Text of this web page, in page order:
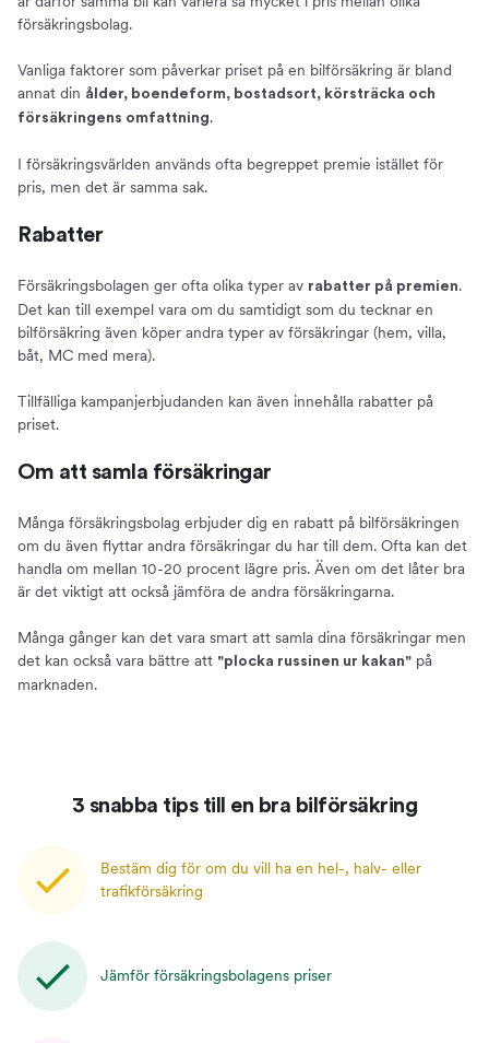
försäkringsbolag.
Vanliga faktorer som påverkar priset på en bilförsäkring är bland
annat din ålder, boendeform, bostadsort, körsträcka och
försäkringens omfattning.
I försäkringsvärlden används ofta begreppet premie istället för
pris, men det är samma sak.
Rabatter
Försäkringsbolagen ger ofta olika typer av rabatter på premien.
Det kan till exempel vara om du samtidigt som du tecknar en
bilförsäkring även köper andra typer av försäkringar (hem, villa,
båt, MC med mera).
Tillfälliga kampanjerbjudanden kan även innehålla rabatter på
priset.
Om att samla försäkringar
Många försäkringsbolag erbjuder dig en rabatt på bilförsäkringen
om du även flyttar andra försäkringar du har till dem. Ofta kan det
handla om mellan 10-20 procent lägre pris. Även om det låter bra
är det viktigt att också jämföra de andra försäkringarna.
Många gånger kan det vara smart att samla dina försäkringar men
det kan också vara bättre att "plocka russinen ur kakan" på
marknaden.
3 snabba tips till en bra bilförsäkring
Bestäm dig för om du vill ha en hel-, halv- eller
trafikförsäkring
Jämför försäkringsbolagens priser